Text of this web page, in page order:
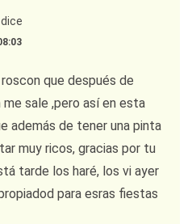
dice
que después de
sale ,pero así en esta
además de tener una pinta
muy ricos, gracias por tu
tarde los haré, los vi ayer
para esras fiestas